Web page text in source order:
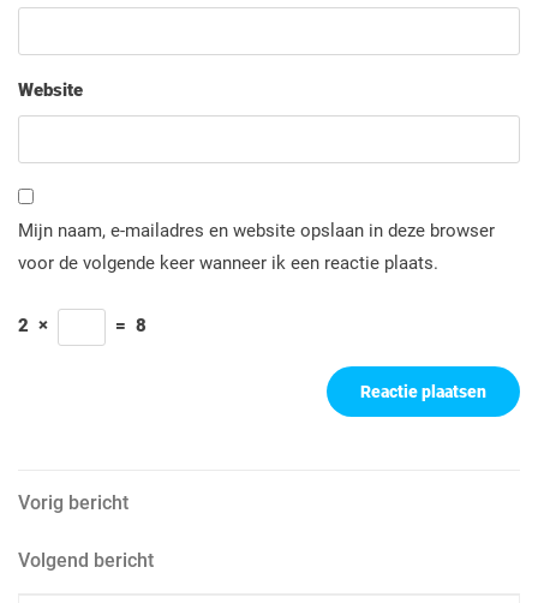
Website
Mijn naam, e-mailadres en website opslaan in deze browser
voor de volgende keer wanneer ik een reactie plaats.
2 × = 8
Berichtnavigatie
Vorig
Vorig bericht
Volgend
Volgend bericht